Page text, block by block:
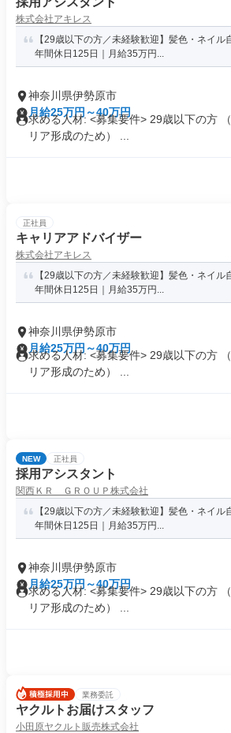
株式会社アキレス
【29歳以下の方／未経験歓迎】髪色・ネイル
年間休日125日｜月給35万円...
神奈川県伊勢原市
月給25万円～40万円
求める人材: <募集要件> 29歳以下の方
リア形成のため） ...
正社員
キャリアアドバイザー
株式会社アキレス
【29歳以下の方／未経験歓迎】髪色・ネイル
年間休日125日｜月給35万円...
神奈川県伊勢原市
月給25万円～40万円
求める人材: <募集要件> 29歳以下の方
リア形成のため） ...
NEW 正社員
採用アシスタント
関西ＫＲ ＧＲＯＵＰ株式会社
【29歳以下の方／未経験歓迎】髪色・ネイル
年間休日125日｜月給35万円...
神奈川県伊勢原市
月給25万円～40万円
求める人材: <募集要件> 29歳以下の方
リア形成のため） ...
業務委託
ヤクルトお届けスタッフ
小田原ヤクルト販売株式会社